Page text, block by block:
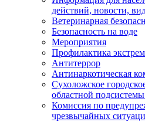
действий, новости,
Ветеринарная
Безопасность на воде
Мероприятия
Профилактика
Антитеррор
Антинаркотическая
Сухоложское
областной
Комиссия по
чрезвычайных